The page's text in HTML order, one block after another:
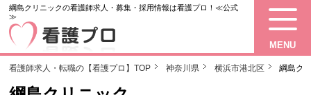
綱島クリニックの看護師求人・募集・採用情報は看護プロ！≪公式
≫
MENU
看護師求人・転職の【看護プロ】TOP 神奈川県 横浜市港北区 綱島ク